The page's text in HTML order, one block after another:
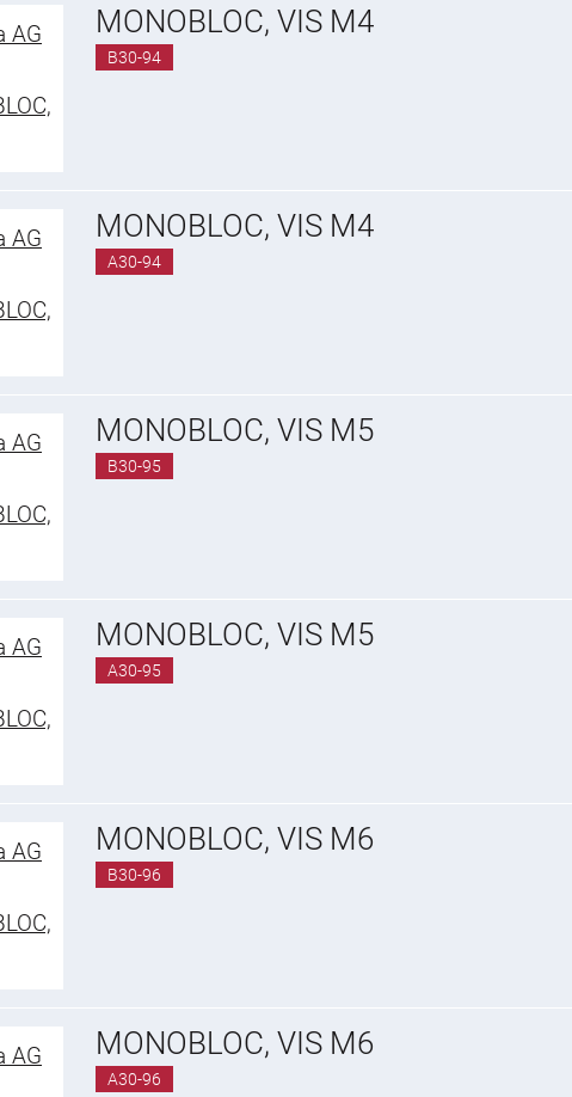
MONOBLOC, VIS M4
B30-94
MONOBLOC, VIS M4
A30-94
MONOBLOC, VIS M5
B30-95
MONOBLOC, VIS M5
A30-95
MONOBLOC, VIS M6
B30-96
MONOBLOC, VIS M6
A30-96